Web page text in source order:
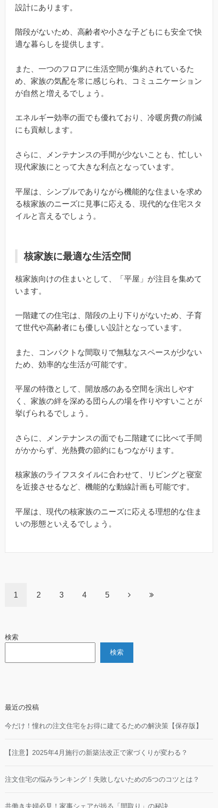
設計にあります。
階段がないため、高齢者や小さな子どもにも安全で快
適な暮らしを提供します。
また、一つのフロアに生活空間が集約されているた
め、家族の気配を常に感じられ、コミュニケーション
が自然と増えるでしょう。
エネルギー効率の面でも優れており、冷暖房費の削減
にも貢献します。
さらに、メンテナンスの手間が少ないことも、忙しい
現代家族にとって大きな利点となっています。
平屋は、シンプルでありながら機能的な住まいを求め
る核家族のニーズに見事に応える、現代的な住宅スタ
イルと言えるでしょう。
核家族に最適な生活空間
核家族向けの住まいとして、「平屋」が注目を集めて
います。
一階建ての住宅は、階段の上り下りがないため、子育
て世代や高齢者にも優しい設計となっています。
また、コンパクトな間取りで無駄なスペースが少ない
ため、効率的な生活が可能です。
平屋の特徴として、開放感のある空間を演出しやす
く、家族の絆を深める団らんの場を作りやすいことが
挙げられるでしょう。
さらに、メンテナンスの面でも二階建てに比べて手間
がかからず、光熱費の節約にもつながります。
核家族のライフスタイルに合わせて、リビングと寝室
を近接させるなど、機能的な動線計画も可能です。
平屋は、現代の核家族のニーズに応える理想的な住ま
いの形態といえるでしょう。
1 2 3 4 5
検索
検索
最近の投稿
今だけ！憧れの注文住宅をお得に建てるための解決策【保存版】
【注意】2025年4月施行の新築法改正で家づくりが変わる？
注文住宅の悩みランキング！失敗しないための5つのコツとは？
共働き夫婦必見！家事シェアが捗る「間取り」の秘訣